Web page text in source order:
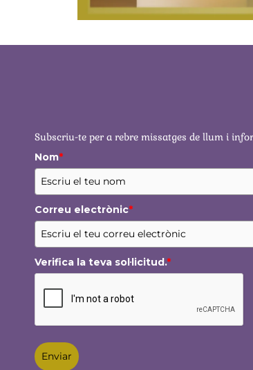
Subscriu-te per a rebre missatges de llum i
Nom*
Correu electrònic*
Verifica la teva sol·licitud.*
Enviar